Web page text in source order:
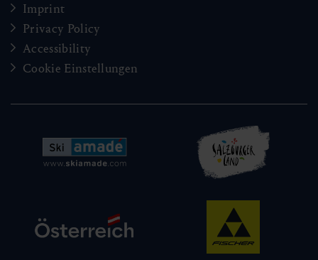
Imprint
Privacy Policy
Accessibility
Cookie Einstellungen